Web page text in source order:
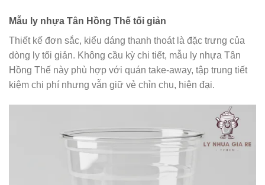
Mẫu ly nhựa Tân Hồng Thế tối giản
Thiết kế đơn sắc, kiểu dáng thanh thoát là đặc trưng của
dòng ly tối giản. Không cầu kỳ chi tiết, mẫu ly nhựa Tân
Hồng Thế này phù hợp với quán take-away, tập trung tiết
kiệm chi phí nhưng vẫn giữ vẻ chỉn chu, hiện đại.